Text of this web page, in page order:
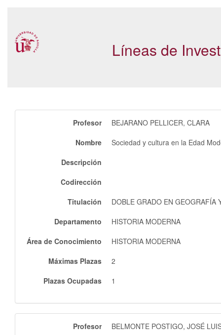
Líneas de
Profesor
BEJARANO PELLICER, CLARA
Nombre
Sociedad y cultura en la Edad
Descripción
Codirección
Titulación
DOBLE GRADO EN GEOGRAFÍA
Departamento
HISTORIA MODERNA
Área de Conocimiento
HISTORIA MODERNA
Máximas Plazas
2
Plazas Ocupadas
1
Profesor
BELMONTE POSTIGO, JOSÉ